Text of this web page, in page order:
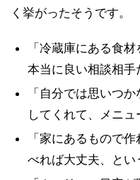
く挙がったそうです。
「冷蔵庫にある食
本当に良い相談相手
「自分では思いつ
してくれて、メニュ
「家にあるもので
べれば大丈夫、とい